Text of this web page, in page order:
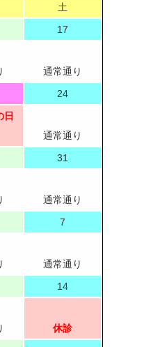
土
17
通常通り
24
日
通常通り
31
通常通り
7
通常通り
14
休診